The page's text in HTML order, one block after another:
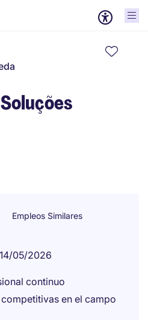
Empleos Similares
05/2026
continuo
en el campo